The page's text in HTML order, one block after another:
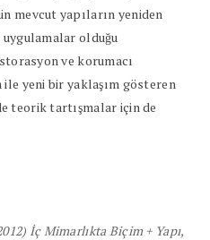
mevcut yapıların yeniden
olduğu
ve korumacı
ile yeni bir yaklaşım gösteren
teorik tartışmalar için de
İç Mimarlıkta Biçim + Yapı,